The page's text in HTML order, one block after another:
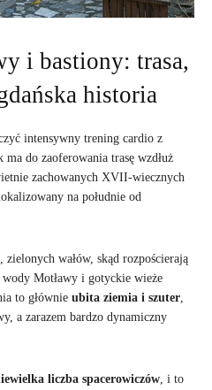
i bastiony: trasa,
historia
intensywny trening cardio z
ma do zaoferowania trasę wzdłuż
zachowanych XVII-wiecznych
na południe od
wałów, skąd rozpościerają
Motławy i gotyckie wieże
to głównie ubita ziemia i szuter
a zarazem bardzo dynamiczny
liczba spacerowiczów , i to